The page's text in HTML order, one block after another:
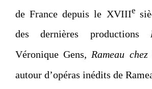
de France depuis le XVIIIe
des dernières productions
Véronique Gens, Rameau
autour d’opéras inédits de